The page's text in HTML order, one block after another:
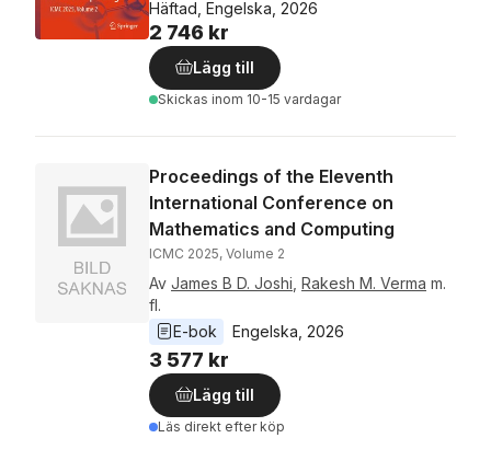
Häftad, Engelska, 2026
2 746 kr
Lägg till
Skickas inom 10-15 vardagar
Proceedings of the Eleventh
International Conference on
Mathematics and Computing
ICMC 2025, Volume 2
Av James B D. Joshi Rakesh M. Verma m.
fl.
E-bok
Engelska 2026
3 577 kr
Lägg till
Läs direkt efter köp